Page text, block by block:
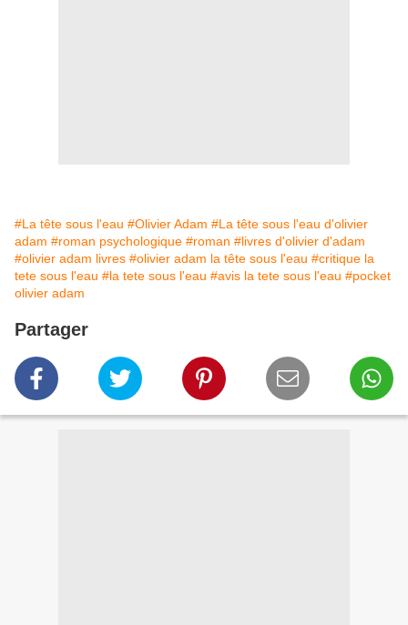
#La tête sous l'eau #Olivier Adam #La tête sous l'eau d'olivier
adam #roman psychologique #roman #livres d'olivier d'adam
#olivier adam livres #olivier adam la tête sous l'eau #critique la
tete sous l'eau #la tete sous l'eau #avis la tete sous l'eau #pocket
olivier adam
Partager